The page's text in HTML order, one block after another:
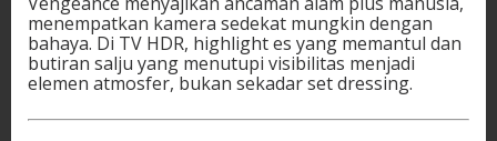
menempatkan kamera sedekat mungkin dengan
bahaya. Di TV HDR, highlight es yang memantul dan
butiran salju yang menutupi visibilitas menjadi
elemen atmosfer, bukan sekadar set dressing.